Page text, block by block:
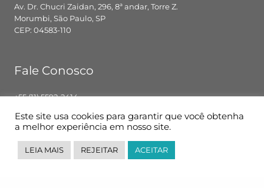
Av. Dr. Chucri Zaidan, 296, 8ª andar, Torre Z.
Morumbi, São Paulo, SP
CEP: 04583-110
Fale Conosco
+55 (11) 5592-2414
Segunda – Sexta: 8h00 – 18h00
Siga-nos
Este site usa cookies para garantir que você obtenha
a melhor experiência em nosso site.
LEIA MAIS REJEITAR ACEITAR